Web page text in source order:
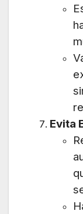
Evita